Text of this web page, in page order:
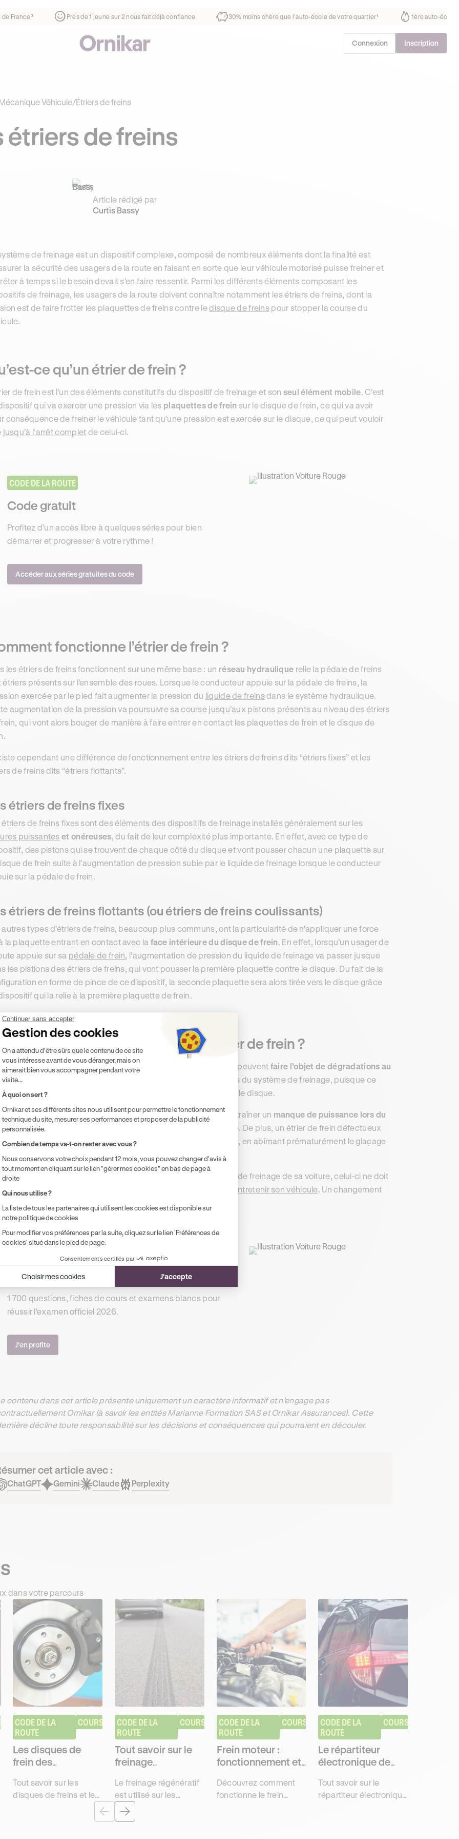
¹ 1ère auto-école de France³ Près de 1 jeune sur 2 nous fait déjà confiance 30% moins chère que l’auto-école de votre
Connexion Inscription
Véhicule/Étriers de freins
étriers de freins
Article rédigé par
Curtis Bassy
de freinage est un dispositif complexe, composé de nombreux éléments dont la finalité est
la sécurité des usagers de la route en faisant en sorte que leur véhicule motorisé puisse freiner et
à temps si le besoin devait s’en faire ressentir. Parmi les différents éléments composant les
de freinage, les usagers de la route doivent connaître notamment les étriers de freins, dont la
est de faire frotter les plaquettes de freins contre ledisque de freins pour stopper la course du
ce qu’un étrier de frein ?
de frein est l’un des éléments constitutifs du dispositif de freinage et son seul élément mobile. C’est
qui va exercer une pression via les plaquettes de frein sur le disque de frein, ce qui va avoir
conséquence de freiner le véhicule tant qu’une pression est exercée sur le disque, ce qui peut vouloir
jusqu’à l’arrêt complet de celui-ci.
CODE DE LA ROUTE
Code gratuit
Profitez d’un accès libre à quelques séries pour bien
démarrer et progresser à votre rythme !
Accéder aux séries gratuites du code
fonctionne l’étrier de frein ?
les étriers de freins fonctionnent sur une même base : un réseau hydraulique relie la pédale de freins
étriers présents sur l’ensemble des roues. Lorsque le conducteur appuie sur la pédale de freins, la
exercée par le pied fait augmenter la pression du liquide de freinsdans le système hydraulique.
augmentation de la pression va poursuivre sa course jusqu’aux pistons présents au niveau des étriers
qui vont alors bouger de manière à faire entrer en contact les plaquettes de frein et le disque de
cependant une différence de fonctionnement entre les étriers de freins dits “étriers fixes” et les
de freins dits “étriers flottants”.
étriers de freins fixes
étriers de freins fixes sont des éléments des dispositifs de freinage installés généralement sur les
puissantes et onéreuses, du fait de leur complexité plus importante. En effet, avec ce type de
des pistons qui se trouvent de chaque côté du disque et vont pousser chacun une plaquette sur
de frein suite à l’augmentation de pression subie par le liquide de freinage lorsque le conducteur
sur la pédale de frein.
étriers de freins flottants (ou étriers de freins coulissants)
autres types d’étriers de freins, beaucoup plus communs, ont la particularité de n'appliquer une force
la plaquette entrant en contact avec la face intérieure du disque de frein. En effet, lorsqu’un usager de
appuie sur sa pédale de frein, l’augmentation de pression du liquide de freinage va passer jusque
les pistions des étriers de freins, qui vont pousser la première plaquette contre le disque. Du fait de la
en forme de pince de ce dispositif, la seconde plaquette sera alors tirée vers le disque grâce
qui la relie à la première plaquette de frein.
faire en cas de défaillance de l’étrier de frein ?
toutes les pièces mobiles des voitures, les étriers de freins peuvent faire l’objet de dégradations au
temps
. Or les étriers de freins sont des composants essentiels du système de freinage, puisque ce
eux qui vont permettre aux plaquettes de freins d’appuyer sur le disque.
dysfonctionnements associés aux étriers de freins peuvent entraîner un manque de puissance lors du
, le véhicule pouvant alors devenir totalement incontrôlable. De plus, un étrier de frein défectueux
aussi entraîner d’autres dommages sur le système de freinage, en abîmant prématurément le glaçage
plaquettes de freins ou en voilant le disque, par exemple.
que le conducteur découvre des défaillances dans le système de freinage de sa voiture, celui-ci ne doit
hésiter à consulter immédiatement son garagiste afin de
faire entretenir son véhicule. Un changement
des étriers de freins pourra alors être réalisé.
Le code de la route du 1er coup !
1 700 questions, fiches de cours et examens blancs pour
réussir l'examen officiel 2026.
J'en profite
contenu dans cet article présente uniquement un caractère informatif et n’engage pas
Ornikar (à savoir les entités Marianne Formation SAS et Ornikar Assurances). Cette
décline toute responsabilité sur les décisions et conséquences qui pourraient en découler.
cet article avec :
ChatGPT Gemini Claude Perplexity
dans votre parcours
CODE DE LA
ROUTE
COURS
Les disques de
frein des
Tout savoir sur les
disques de freins et leur
CODE DE LA
ROUTE
COURS
Tout savoir sur le
freinage
Le freinage régénératif
est utilisé sur les
véhicules électriques.
C'est une méthode qui
CODE DE LA
ROUTE
COURS
Frein moteur :
fonctionnement et
Découvrez comment
fonctionne le frein
CODE DE LA
ROUTE
COURS
Le répartiteur
électronique de
Tout savoir sur le
répartiteur électronique
Continuer sans accepter
Gestion des cookies
Plateforme de Gestion du Consentement : Personnalisez vos Options
On a attendu d'être sûrs que le contenu de ce site
vous intéresse avant de vous déranger, mais on
aimerait bien vous accompagner pendant votre
visite...
À quoi on sert ?
Ornikar et ses différents sites nous utilisent pour permettre le fonctionnement
technique du site, mesurer ses performances et proposer de la publicité
personnalisée.
Combien de temps va-t-on rester avec vous ?
Nous conservons votre choix pendant 12 mois, vous pouvez changer d'avis à
tout moment en cliquant sur le lien "gérer mes cookies" en bas de page à
droite
Qui nous utilise ?
La liste de tous les partenaires qui utilisent les cookies est disponible sur
notre politique de cookies
Pour modifier vos préférences par la suite, cliquez sur le lien 'Préférences de
cookies' situé dans le pied de page.
Consentements certifiés par
Choisir mes cookies J'accepte
Axeptio consent